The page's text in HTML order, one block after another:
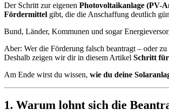
Der Schritt zur eigenen Photovoltaikanlage (PV-
Fördermittel gibt, die die Anschaffung deutlich
Bund, Länder, Kommunen und sogar
Aber: Wer die Förderung falsch beantragt – oder
Deshalb zeigen wir dir in diesem Artikel Schritt
Am Ende wirst du wissen, wie du deine
1. Warum lohnt sich die